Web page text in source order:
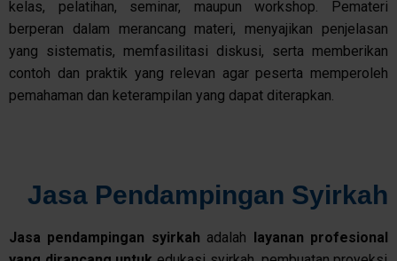
kelas, pelatihan, seminar, maupun workshop. Pemateri
berperan dalam merancang materi, menyajikan penjelasan
yang sistematis, memfasilitasi diskusi, serta memberikan
contoh dan praktik yang relevan agar peserta memperoleh
pemahaman dan keterampilan yang dapat diterapkan.
Jasa Pendampingan Syirkah
Jasa pendampingan syirkah adalah layanan profesional